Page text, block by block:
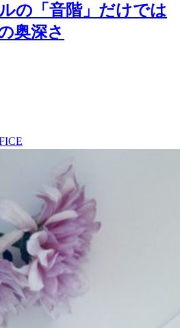
の「音階」だけでは
奥深さ